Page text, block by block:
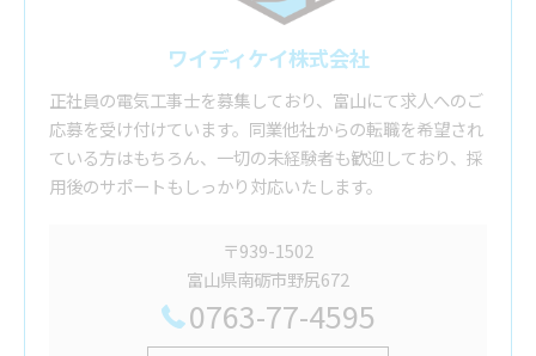
ワイディケイ株式会社
正社員の電気工事士を募集しており、富山にて求人へのご
応募を受け付けています。同業他社からの転職を希望され
ている方はもちろん、一切の未経験者も歓迎しており、採
用後のサポートもしっかり対応いたします。
〒939-1502
富山県南砺市野尻672
0763-77-4595